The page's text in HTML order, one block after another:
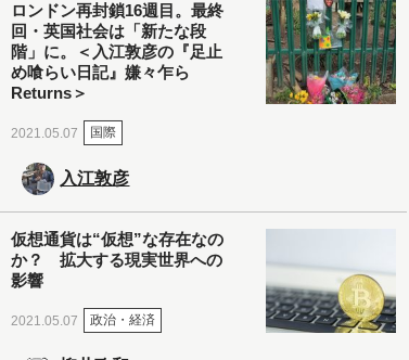
ロンドン再封鎖16週目。最終
回・英国社会は「新たな段
階」に。＜入江敦彦の『足止
め喰らい日記』嫌々乍ら
Returns＞
2021.05.07 国際
入江敦彦
仮想通貨は“仮想”な存在なの
か？ 拡大する現実世界への
影響
2021.05.07 政治・経済